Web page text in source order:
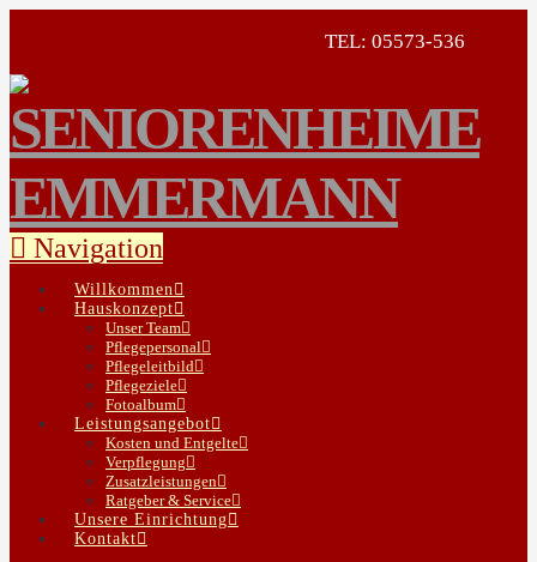
TEL: 05573-536
Navigation
Willkommen
Hauskonzept
Unser Team
Pflegepersonal
Pflegeleitbild
Pflegeziele
Fotoalbum
Leistungsangebot
Kosten und Entgelte
Verpflegung
Zusatzleistungen
Ratgeber & Service
Unsere Einrichtung
Kontakt